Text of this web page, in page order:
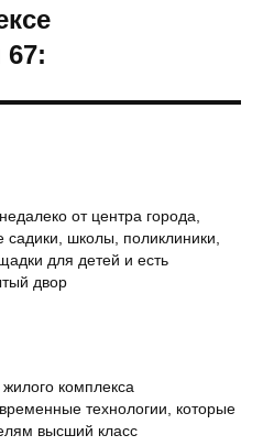
от центра города,
садики, школы, поликлиники,
для детей и есть
двор
комплекса
технологии, которые
высший класс